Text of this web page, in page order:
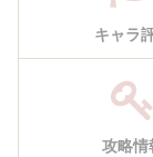
キャラ
攻略情